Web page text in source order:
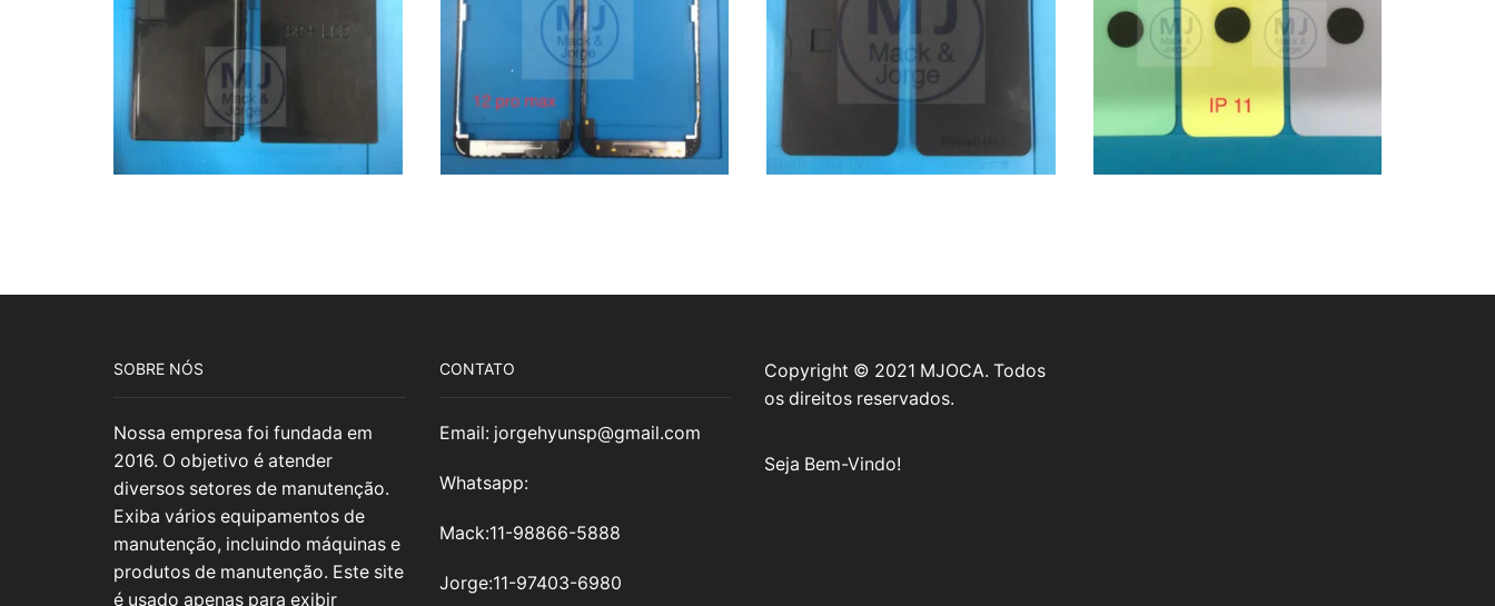
SOBRE NÓS
Nossa empresa foi fundada em
2016. O objetivo é atender
diversos setores de manutenção.
Exiba vários equipamentos de
manutenção, incluindo máquinas e
produtos de manutenção. Este site
é usado apenas para exibir
CONTATO
Email: jorgehyunsp@gmail.com
Whatsapp:
Mack:11-98866-5888
Jorge:11-97403-6980
Copyright © 2021 MJOCA. Todos
os direitos reservados.
Seja Bem-Vindo!